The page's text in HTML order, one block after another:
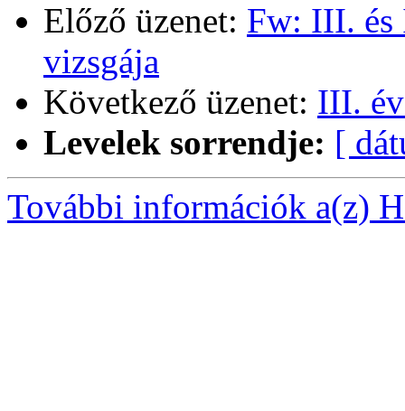
Előző üzenet: Fw: III. és
vizsgája
Következő üzenet: III.
Levelek sorrendje: [
További információk a(z)